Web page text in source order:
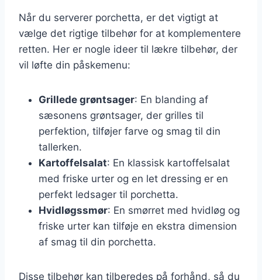
Når du serverer porchetta, er det vigtigt at
vælge det rigtige tilbehør for at komplementere
retten. Her er nogle ideer til lækre tilbehør, der
vil løfte din påskemenu:
Grillede grøntsager: En blanding af
sæsonens grøntsager, der grilles til
perfektion, tilføjer farve og smag til din
tallerken.
Kartoffelsalat: En klassisk kartoffelsalat
med friske urter og en let dressing er en
perfekt ledsager til porchetta.
Hvidløgssmør: En smørret med hvidløg og
friske urter kan tilføje en ekstra dimension
af smag til din porchetta.
Disse tilbehør kan tilberedes på forhånd, så du